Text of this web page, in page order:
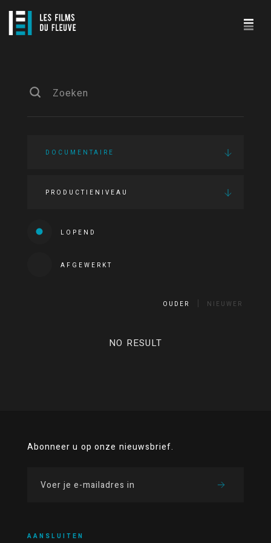
DOCUMENTAIRE
PRODUCTIENIVEAU
LOPEND
AFGEWERKT
OUDER NIEUWER
NO RESULT
Abonneer u op onze nieuwsbrief.
AANSLUITEN